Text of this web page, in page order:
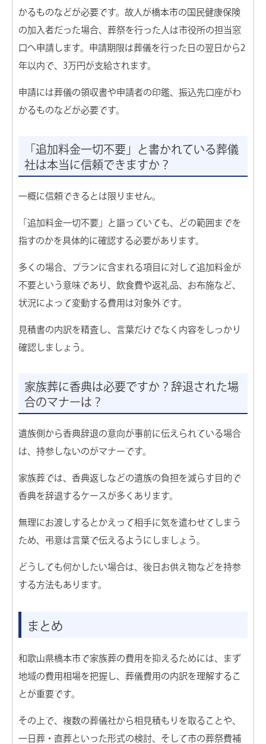
かるものなどが必要です。故人が橋本市の国民健康保険
の加入者だった場合、葬祭を行った人は市役所の担当窓
口へ申請します。申請期限は葬儀を行った日の翌日から2
年以内で、3万円が支給されます。
申請には葬儀の領収書や申請者の印鑑、振込先口座がわ
かるものなどが必要です。
「追加料金一切不要」と書かれている葬儀
社は本当に信頼できますか？
一概に信頼できるとは限りません。
「追加料金一切不要」と謳っていても、どの範囲までを
指すのかを具体的に確認する必要があります。
多くの場合、プランに含まれる項目に対して追加料金が
不要という意味であり、飲食費や返礼品、お布施など、
状況によって変動する費用は対象外です。
見積書の内訳を精査し、言葉だけでなく内容をしっかり
確認しましょう。
家族葬に香典は必要ですか？辞退された場
合のマナーは？
遺族側から香典辞退の意向が事前に伝えられている場合
は、持参しないのがマナーです。
家族葬では、香典返しなどの遺族の負担を減らす目的で
香典を辞退するケースが多くあります。
無理にお渡しするとかえって相手に気を遣わせてしまう
ため、弔意は言葉で伝えるようにしましょう。
どうしても何かしたい場合は、後日お供え物などを持参
する方法もあります。
まとめ
和歌山県橋本市で家族葬の費用を抑えるためには、まず
地域の費用相場を把握し、葬儀費用の内訳を理解するこ
とが重要です。
その上で、複数の葬儀社から相見積もりを取ることや、
一日葬・直葬といった形式の検討、そして市の葬祭費補